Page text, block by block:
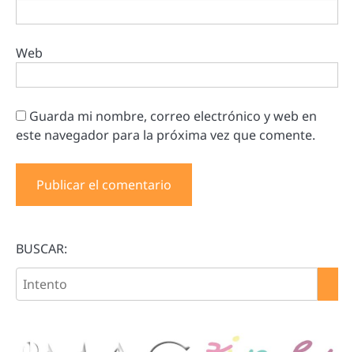
Web
Guarda mi nombre, correo electrónico y web en
este navegador para la próxima vez que comente.
BUSCAR: